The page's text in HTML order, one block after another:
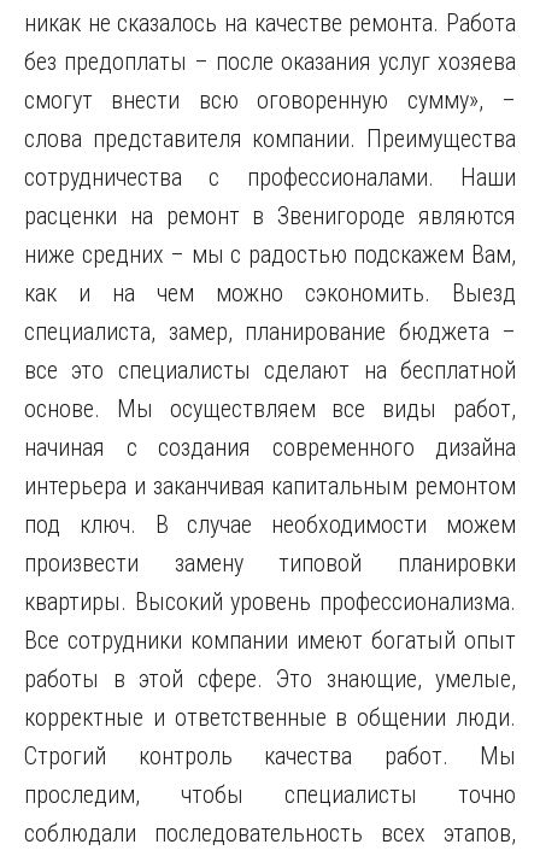
никак не сказалось на качестве ремонта. Работа
без предоплаты – после оказания услуг хозяева
смогут внести всю оговоренную сумму», –
слова представителя компании. Преимущества
сотрудничества с профессионалами. Наши
расценки на ремонт в Звенигороде являются
ниже средних – мы с радостью подскажем Вам,
как и на чем можно сэкономить. Выезд
специалиста, замер, планирование бюджета –
все это специалисты сделают на бесплатной
основе. Мы осуществляем все виды работ,
начиная с создания современного дизайна
интерьера и заканчивая капитальным ремонтом
под ключ. В случае необходимости можем
произвести замену типовой планировки
квартиры. Высокий уровень профессионализма.
Все сотрудники компании имеют богатый опыт
работы в этой сфере. Это знающие, умелые,
корректные и ответственные в общении люди.
Строгий контроль качества работ. Мы
проследим, чтобы специалисты точно
соблюдали последовательность всех этапов,